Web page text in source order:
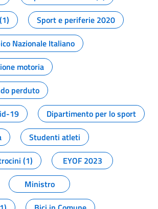
Sport e periferie 2020
Nazionale Italiano
motoria
perduto
19
Dipartimento per lo sport
Studenti atleti
(1)
EYOF 2023
Ministro